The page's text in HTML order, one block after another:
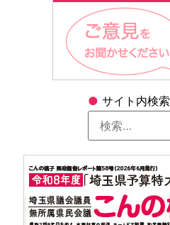
● サイト内検索